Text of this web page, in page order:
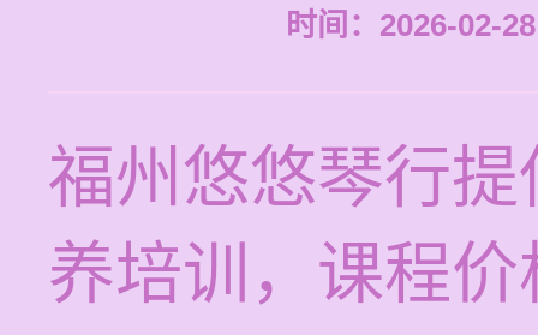
时间：2026-02-
福州悠悠琴行
养培训，课程